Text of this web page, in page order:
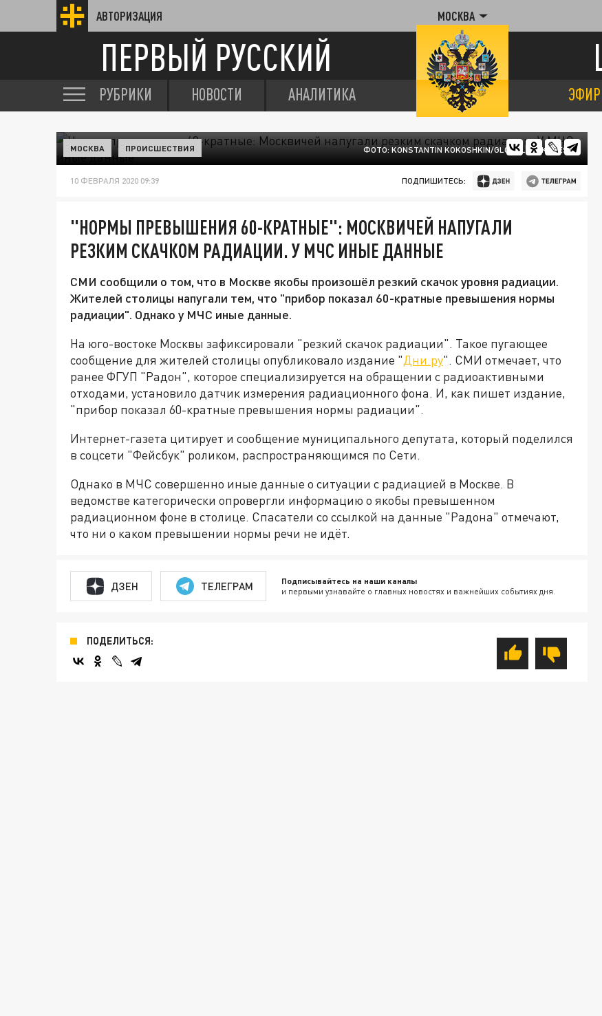
АВТОРИЗАЦИЯ МОСКВА
ПЕРВЫЙ РУССКИЙ
РУБРИКИ НОВОСТИ АНАЛИТИКА ЭФИР
ФОТО: KONSTANTIN KOKOSHKIN/GLOBALLOOKPRESS
МОСКВА ПРОИСШЕСТВИЯ
10 ФЕВРАЛЯ 2020 09:39 ПОДПИШИТЕСЬ:
"НОРМЫ ПРЕВЫШЕНИЯ 60-КРАТНЫЕ": МОСКВИЧЕЙ НАПУГАЛИ
РЕЗКИМ СКАЧКОМ РАДИАЦИИ. У МЧС ИНЫЕ ДАННЫЕ
СМИ сообщили о том, что в Москве якобы произошёл резкий скачок уровня радиации.
Жителей столицы напугали тем, что "прибор показал 60-кратные превышения нормы
радиации". Однако у МЧС иные данные.
На юго-востоке Москвы зафиксировали "резкий скачок радиации". Такое пугающее
сообщение для жителей столицы опубликовало издание "Дни.ру". СМИ отмечает, что
ранее ФГУП "Радон", которое специализируется на обращении с радиоактивными
отходами, установило датчик измерения радиационного фона. И, как пишет издание,
"прибор показал 60-кратные превышения нормы радиации".
Интернет-газета цитирует и сообщение муниципального депутата, который поделился
в соцсети "Фейсбук" роликом, распространяющимся по Сети.
Однако в МЧС совершенно иные данные о ситуации с радиацией в Москве. В
ведомстве категорически опровергли информацию о якобы превышенном
радиационном фоне в столице. Спасатели со ссылкой на данные "Радона" отмечают,
что ни о каком превышении нормы речи не идёт.
ДЗЕН ТЕЛЕГРАМ Подписывайтесь на наши каналы
и первыми узнавайте о главных новостях и важнейших событиях дня.
ПОДЕЛИТЬСЯ: